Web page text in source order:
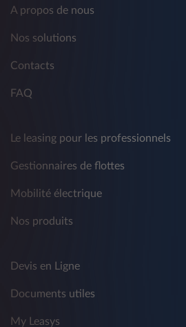
A propos de nous
Nos solutions
Contacts
FAQ
Le leasing pour les professionnels
Gestionnaires de flottes
Mobilité électrique
Nos produits
Devis en Ligne
Documents utiles
My Leasys